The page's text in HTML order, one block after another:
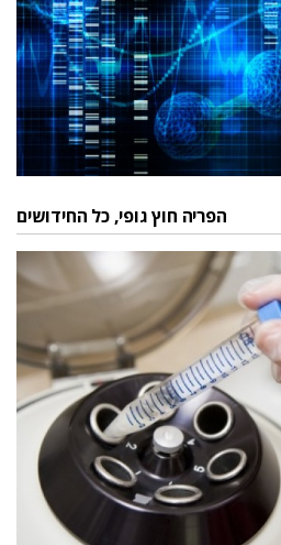
הפריה חוץ גופי, כל החידושים